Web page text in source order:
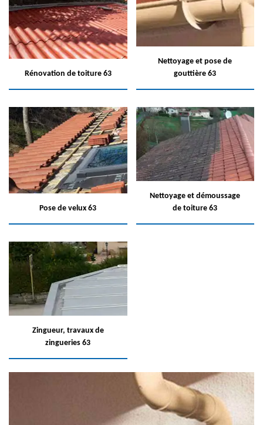
Rénovation de toiture 63
Nettoyage et pose de
gouttière 63
Pose de velux 63
Nettoyage et démoussage
de toiture 63
Zingueur, travaux de
zingueries 63